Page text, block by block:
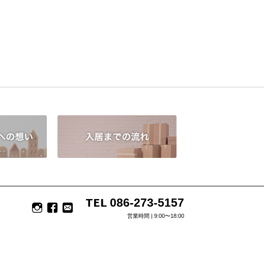
TEL 086-273-5157
営業時間 | 9:00〜18:00